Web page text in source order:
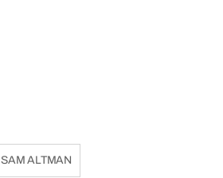
SAM ALTMAN